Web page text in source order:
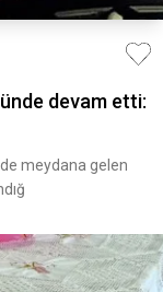
devam etti:
meydana gelen